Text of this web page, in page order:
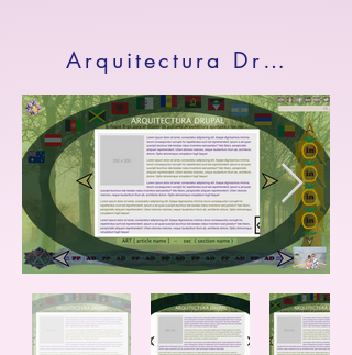
Arquitectura Drupal - Inicial Site - Remember ( 2006 - 2020 )